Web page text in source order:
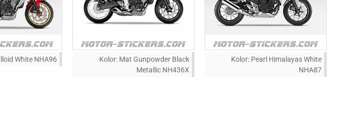
White NHA96 Kolor: Mat Gunpowder Black
Metallic NH436X
Kolor: Pearl Himalayas White
NHA87